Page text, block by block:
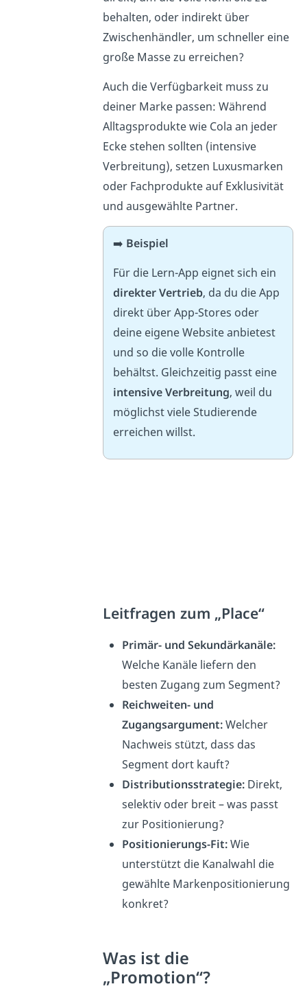
behalten, oder indirekt über
Zwischenhändler, um schneller eine
große Masse zu erreichen?
Auch die Verfügbarkeit muss zu
deiner Marke passen: Während
Alltagsprodukte wie Cola an jeder
Ecke stehen sollten (intensive
Verbreitung), setzen Luxusmarken
oder Fachprodukte auf Exklusivität
und ausgewählte Partner.
➡️ Beispiel
Für die Lern-App eignet sich ein
direkter Vertrieb, da du die App
direkt über App-Stores oder
deine eigene Website anbietest
und so die volle Kontrolle
behältst. Gleichzeitig passt eine
intensive Verbreitung, weil du
möglichst viele Studierende
erreichen willst.
Leitfragen zum „Place“
Primär- und Sekundärkanäle:
Welche Kanäle liefern den
besten Zugang zum Segment?
Reichweiten- und
Zugangsargument:Welcher
Nachweis stützt, dass das
Segment dort kauft?
Distributionsstrategie: Direkt,
selektiv oder breit – was passt
zur Positionierung?
Positionierungs-Fit:Wie
unterstützt die Kanalwahl die
gewählte Markenpositionierung
konkret?
Was ist die
„Promotion“?